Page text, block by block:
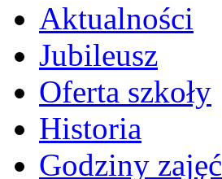
Aktualności
Jubileusz
Oferta szkoły
Historia
Godziny zajęć